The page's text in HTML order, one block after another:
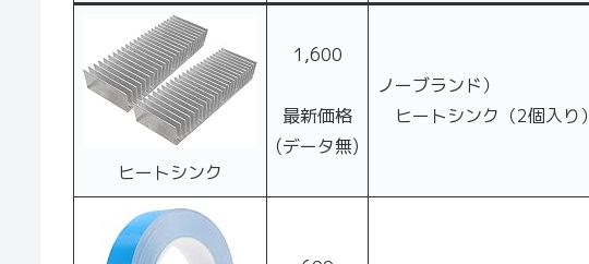
ヒートシンク
1,600
最新価格
(データ無)
ノーブランド）
ヒートシンク（2個入り）